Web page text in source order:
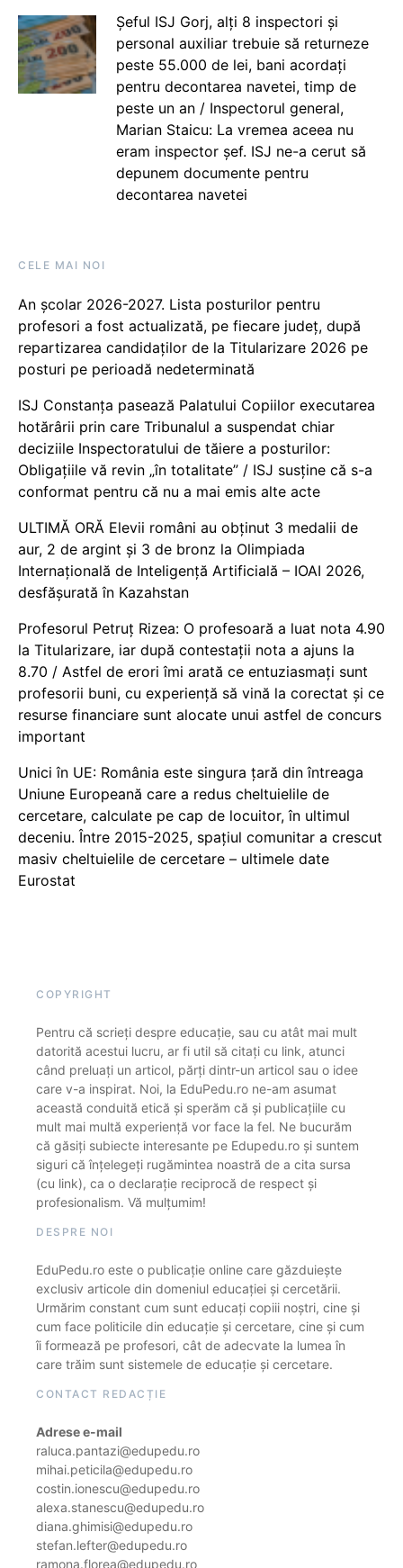
Șeful ISJ Gorj, alți 8 inspectori și
personal auxiliar trebuie să returneze
peste 55.000 de lei, bani acordați
pentru decontarea navetei, timp de
peste un an / Inspectorul general,
Marian Staicu: La vremea aceea nu
eram inspector șef. ISJ ne-a cerut să
depunem documente pentru
decontarea navetei
CELE MAI NOI
An școlar 2026-2027. Lista posturilor pentru
profesori a fost actualizată, pe fiecare județ, după
repartizarea candidaților de la Titularizare 2026 pe
posturi pe perioadă nedeterminată
ISJ Constanța pasează Palatului Copiilor executarea
hotărârii prin care Tribunalul a suspendat chiar
deciziile Inspectoratului de tăiere a posturilor:
Obligațiile vă revin „în totalitate” / ISJ susține că s-a
conformat pentru că nu a mai emis alte acte
ULTIMĂ ORĂ Elevii români au obținut 3 medalii de
aur, 2 de argint și 3 de bronz la Olimpiada
Internațională de Inteligență Artificială – IOAI 2026,
desfășurată în Kazahstan
Profesorul Petruț Rizea: O profesoară a luat nota 4.90
la Titularizare, iar după contestații nota a ajuns la
8.70 / Astfel de erori îmi arată ce entuziasmați sunt
profesorii buni, cu experiență să vină la corectat și ce
resurse financiare sunt alocate unui astfel de concurs
important
Unici în UE: România este singura țară din întreaga
Uniune Europeană care a redus cheltuielile de
cercetare, calculate pe cap de locuitor, în ultimul
deceniu. Între 2015-2025, spațiul comunitar a crescut
masiv cheltuielile de cercetare – ultimele date
Eurostat
COPYRIGHT
Pentru că scrieți despre educație, sau cu atât mai mult
datorită acestui lucru, ar fi util să citați cu link, atunci
când preluați un articol, părți dintr-un articol sau o idee
care v-a inspirat. Noi, la EduPedu.ro ne-am asumat
această conduită etică și sperăm că și publicațiile cu
mult mai multă experiență vor face la fel. Ne bucurăm
că găsiți subiecte interesante pe Edupedu.ro și suntem
siguri că înțelegeți rugămintea noastră de a cita sursa
(cu link), ca o declarație reciprocă de respect și
profesionalism. Vă mulțumim!
DESPRE NOI
EduPedu.ro este o publicație online care găzduiește
exclusiv articole din domeniul educației și cercetării.
Urmărim constant cum sunt educați copiii noștri, cine și
cum face politicile din educație și cercetare, cine și cum
îi formează pe profesori, cât de adecvate la lumea în
care trăim sunt sistemele de educație și cercetare.
CONTACT REDACȚIE
Adrese e-mail
raluca.pantazi@edupedu.ro
mihai.peticila@edupedu.ro
costin.ionescu@edupedu.ro
alexa.stanescu@edupedu.ro
diana.ghimisi@edupedu.ro
stefan.lefter@edupedu.ro
ramona.florea@edupedu.ro